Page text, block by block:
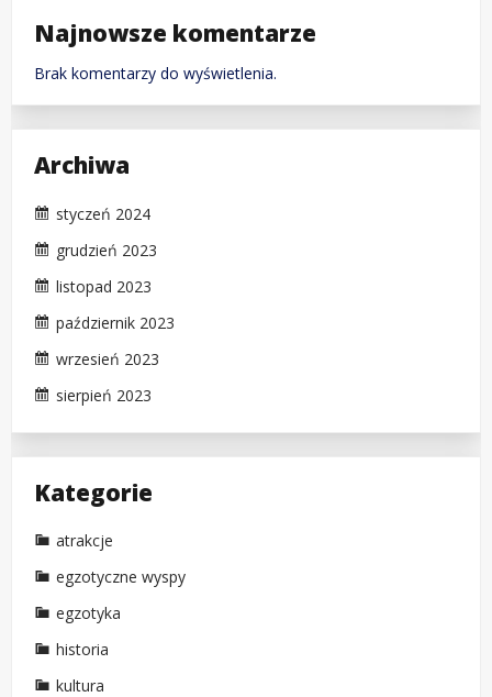
Najnowsze komentarze
Brak komentarzy do wyświetlenia.
Archiwa
styczeń 2024
grudzień 2023
listopad 2023
październik 2023
wrzesień 2023
sierpień 2023
Kategorie
atrakcje
egzotyczne wyspy
egzotyka
historia
kultura